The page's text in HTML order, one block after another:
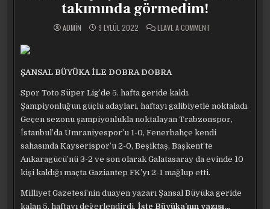
takımında görmedim!
ADMIN 9 EYLÜL 2022 LEAVE A COMMENT
ŞANSAL BÜYÜKA İLE DOBRA DOBRA
Spor Toto Süper Lig’de 5. hafta geride kaldı.
Şampiyonluğun güçlü adayları, haftayı galibiyetle noktaladı.
Geçen sezonu şampiyonlukla noktalayan Trabzonspor,
İstanbul’da Ümraniyespor’u 1-0, Fenerbahçe kendi
sahasında Kayserispor’u 2-0, Beşiktaş, Başkent’te
Ankaragücü’nü 3-2 ve son olarak Galatasaray da evinde 10
kişi kaldığı maçta Gaziantep FK’yı 2-1 mağlup etti.
Milliyet Gazetesi’nin duayen yazarı Şansal Büyüka geride
kalan 5. haftayı değerlendirdi. İşte Büyüka’nın yazısı…